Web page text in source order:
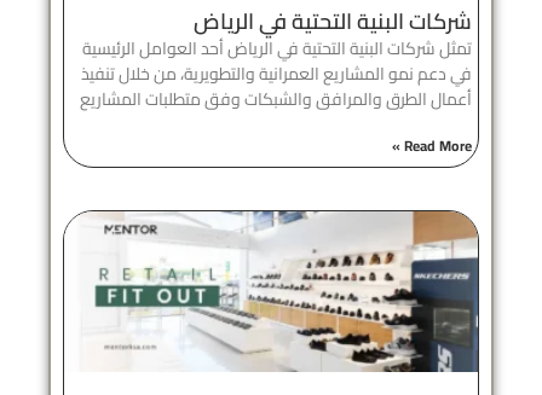
شركات البنية التحتية في الرياض
تمثل شركات البنية التحتية في الرياض أحد العوامل الرئيسية
في دعم نمو المشاريع العمرانية والتطويرية، من خلال تنفيذ
أعمال الطرق والمرافق والشبكات وفق متطلبات المشاريع
Read More »